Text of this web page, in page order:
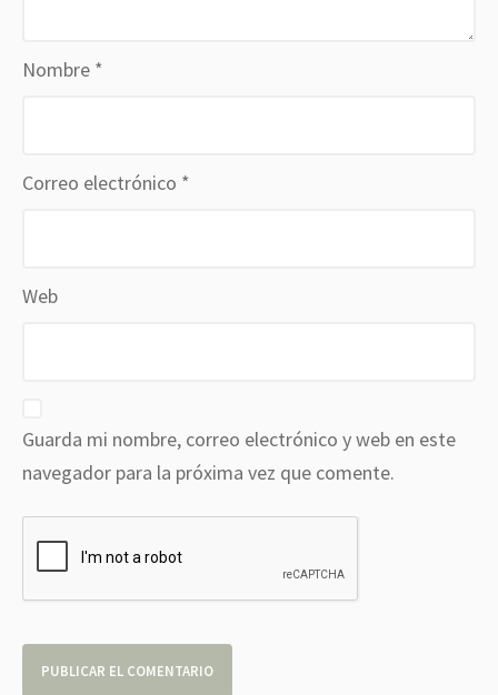
Nombre *
Correo electrónico *
Web
Guarda mi nombre, correo electrónico y web en este
navegador para la próxima vez que comente.